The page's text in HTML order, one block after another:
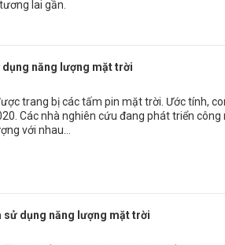
lai gần.
năng lượng mặt trời
trang bị các tấm pin mặt trời. Ước tính,
Các nhà nghiên cứu đang phát triển công
với nhau...
sử dụng năng lượng mặt trời